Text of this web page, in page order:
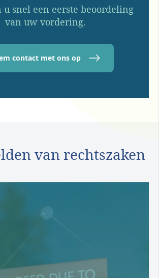
u snel een eerste beoordeling
van uw vordering.
contact met ons op
van rechtszaken